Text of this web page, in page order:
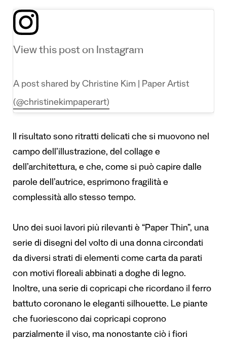
View this post on Instagram
A post shared by Christine Kim | Paper Artist
(@christinekimpaperart)
Il risultato sono ritratti delicati che si muovono nel
campo dell’illustrazione, del collage e
dell’architettura, e che, come si può capire dalle
parole dell’autrice, esprimono fragilità e
complessità allo stesso tempo.
Uno dei suoi lavori più rilevanti è “Paper Thin”, una
serie di disegni del volto di una donna circondati
da diversi strati di elementi come carta da parati
con motivi floreali abbinati a doghe di legno.
Inoltre, una serie di copricapi che ricordano il ferro
battuto coronano le eleganti silhouette. Le piante
che fuoriescono dai copricapi coprono
parzialmente il viso, ma nonostante ciò i fiori